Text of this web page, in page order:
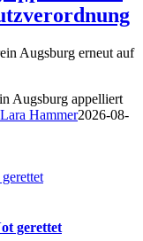
Augsburg erneut auf
Augsburg appelliert
Lara Hammer2026-08-
gerettet